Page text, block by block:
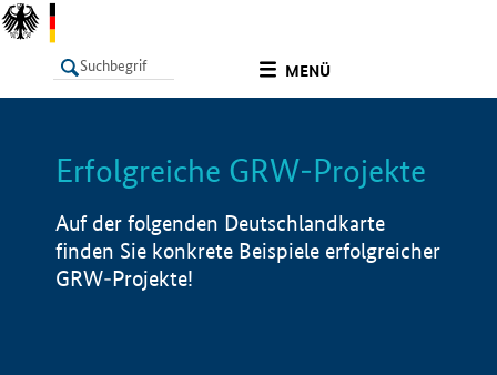
MENÜ
LISTE Info
Erfolgreiche GRW-Projekte
Auf der folgenden Deutschlandkarte
finden Sie konkrete Beispiele erfolgreicher
GRW-Projekte!